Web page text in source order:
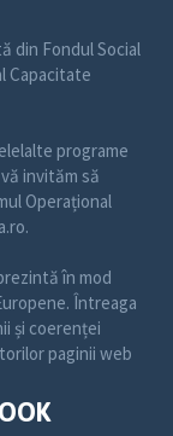
din Fondul Social
Capacitate
programe
invităm să
Operațional
în mod
Întreaga
și coerenței
paginii web